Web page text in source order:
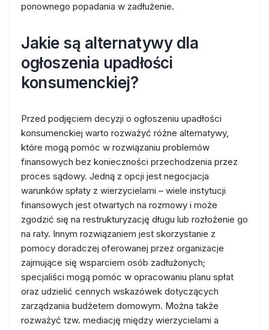
ponownego popadania w zadłużenie.
Jakie są alternatywy dla
ogłoszenia upadłości
konsumenckiej?
Przed podjęciem decyzji o ogłoszeniu upadłości
konsumenckiej warto rozważyć różne alternatywy,
które mogą pomóc w rozwiązaniu problemów
finansowych bez konieczności przechodzenia przez
proces sądowy. Jedną z opcji jest negocjacja
warunków spłaty z wierzycielami – wiele instytucji
finansowych jest otwartych na rozmowy i może
zgodzić się na restrukturyzację długu lub rozłożenie go
na raty. Innym rozwiązaniem jest skorzystanie z
pomocy doradczej oferowanej przez organizacje
zajmujące się wsparciem osób zadłużonych;
specjaliści mogą pomóc w opracowaniu planu spłat
oraz udzielić cennych wskazówek dotyczących
zarządzania budżetem domowym. Można także
rozważyć tzw. mediację między wierzycielami a